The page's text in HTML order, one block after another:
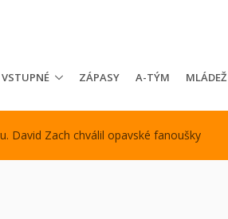
VSTUPNÉ ZÁPASY A-TÝM MLÁDEŽ
David Zach chválil opavské fanoušky